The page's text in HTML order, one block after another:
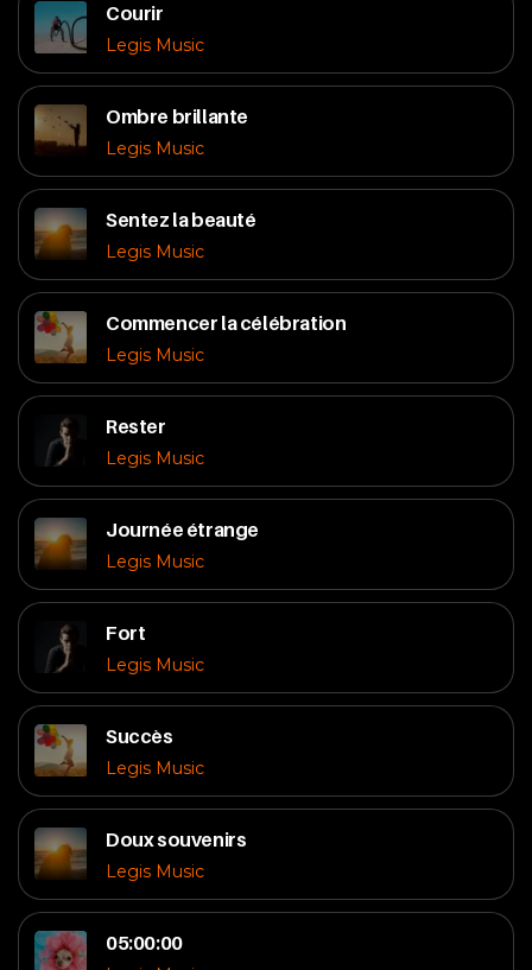
Courir
Legis Music
Ombre brillante
Legis Music
Sentez la beauté
Legis Music
Commencer la célébration
Legis Music
Rester
Legis Music
Journée étrange
Legis Music
Fort
Legis Music
Succès
Legis Music
Doux souvenirs
Legis Music
05:00:00